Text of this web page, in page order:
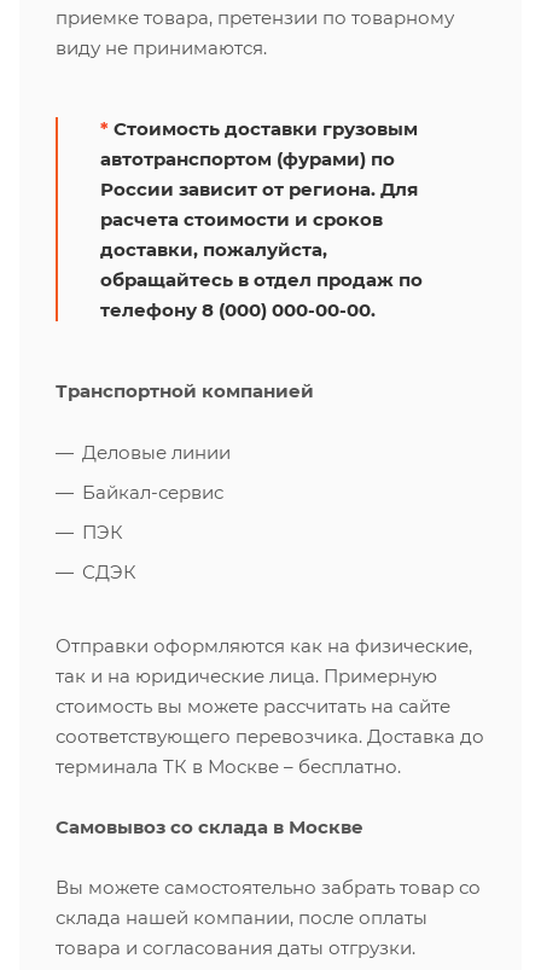
приемке товара, претензии по товарному
виду не принимаются.
* Стоимость доставки грузовым
автотранспортом (фурами) по
России зависит от региона. Для
расчета стоимости и сроков
доставки, пожалуйста,
обращайтесь в отдел продаж по
телефону 8 (000) 000-00-00.
Транспортной компанией
Деловые линии
Байкал-сервис
ПЭК
СДЭК
Отправки оформляются как на физические,
так и на юридические лица. Примерную
стоимость вы можете рассчитать на сайте
соответствующего перевозчика. Доставка до
терминала ТК в Москве – бесплатно.
Самовывоз со склада в Москве
Вы можете самостоятельно забрать товар со
склада нашей компании, после оплаты
товара и согласования даты отгрузки.